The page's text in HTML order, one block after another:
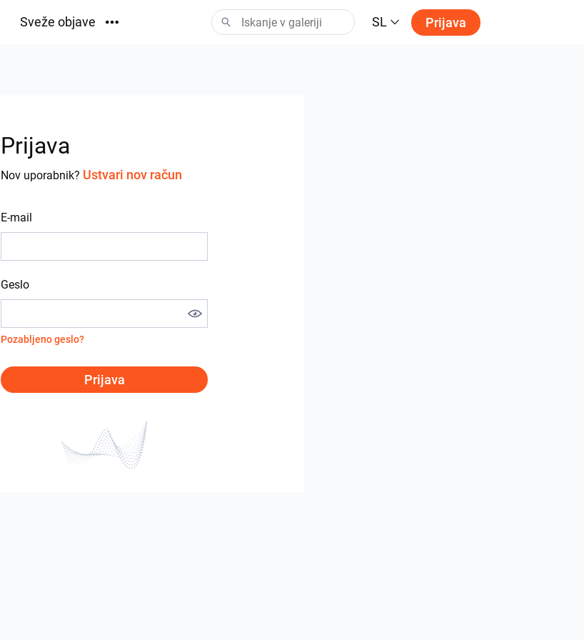
Sveže objave SL Prijava
Prijava
Nov uporabnik? Ustvari nov račun
E-mail
Geslo
Pozabljeno geslo?
Prijava